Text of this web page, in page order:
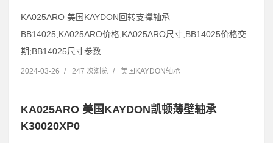
KA025ARO 美国KAYDON回转支撑轴承
BB14025;KA025ARO价格;KA025ARO尺寸;BB14025价格交
期;BB14025尺寸参数...
2024-03-26 / 247 次浏览 / 美国KAYDON轴承
KA025ARO 美国KAYDON凯顿薄壁轴承
K30020XP0